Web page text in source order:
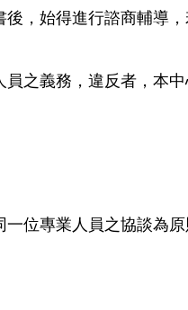
，始得進行諮商輔導
之義務，違反者，本中
位專業人員之協談為